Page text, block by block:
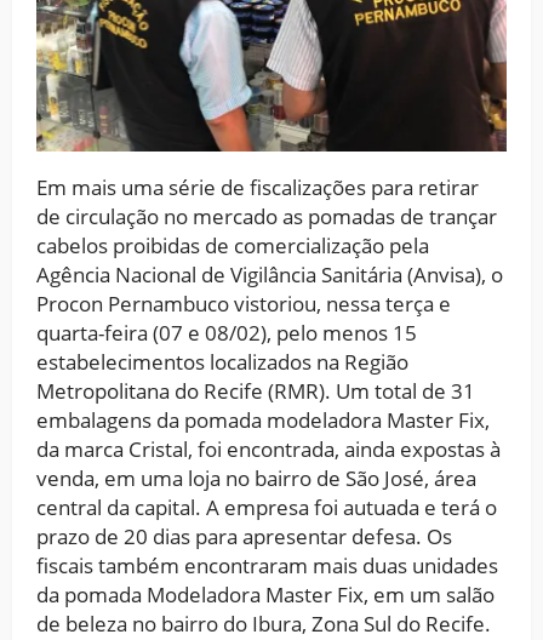
Em mais uma série de fiscalizações para retirar
de circulação no mercado as pomadas de trançar
cabelos proibidas de comercialização pela
Agência Nacional de Vigilância Sanitária (Anvisa), o
Procon Pernambuco vistoriou, nessa terça e
quarta-feira (07 e 08/02), pelo menos 15
estabelecimentos localizados na Região
Metropolitana do Recife (RMR). Um total de 31
embalagens da pomada modeladora Master Fix,
da marca Cristal, foi encontrada, ainda expostas à
venda, em uma loja no bairro de São José, área
central da capital. A empresa foi autuada e terá o
prazo de 20 dias para apresentar defesa. Os
fiscais também encontraram mais duas unidades
da pomada Modeladora Master Fix, em um salão
de beleza no bairro do Ibura, Zona Sul do Recife.